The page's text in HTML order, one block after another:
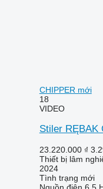
CHIPPER mới
18
VIDEO
Stiler RĘBAK
23.220.000 ₫
Thiết bị lâm
2024
Tình trạng mới
Nguồn điện 6.5